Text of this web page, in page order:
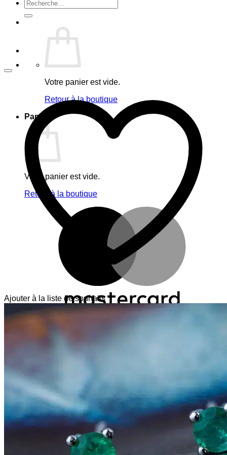
Recherche
pour :
Votre panier est vide.
Retour à la boutique
Panier
Votre panier est vide.
Retour à la boutique
Ajouter à la liste de souhaits